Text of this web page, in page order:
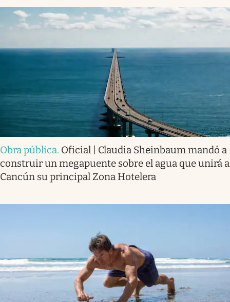
Obra pública. Oficial | Claudia Sheinbaum mandó a
construir un megapuente sobre el agua que unirá a
Cancún su principal Zona Hotelera